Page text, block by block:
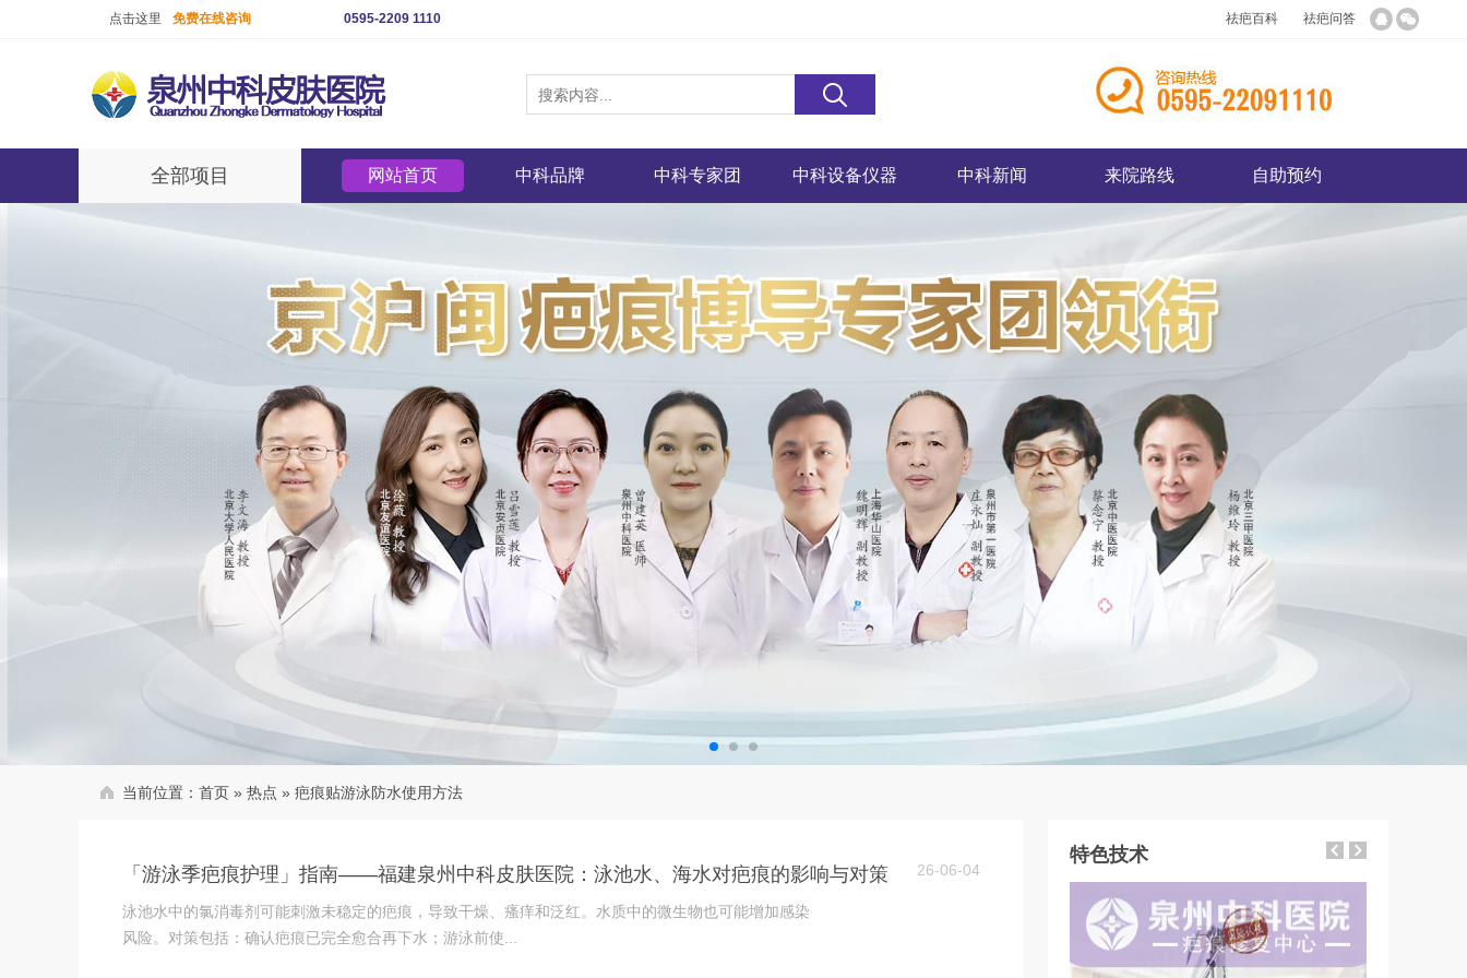
点击这里 免费在线咨询 0595-2209 1110 祛疤百科 祛疤问答
全部项目 网站首页 中科品牌 中科专家团 中科设备仪器 中科新闻 来院路线 自助预约
当前位置： 首页 » 热点 » 疤痕贴游泳防水使用方法
「游泳季疤痕护理」指南——福建泉州中科皮肤医院：泳池水、海水对疤痕的影响与对策 26-06-04
泳池水中的氯消毒剂可能刺激未稳定的疤痕，导致干燥、瘙痒和泛红。水质中的微生物也可能增加感染
风险。对策包括：确认疤痕已完全愈合再下水；游泳前使...
特色技术